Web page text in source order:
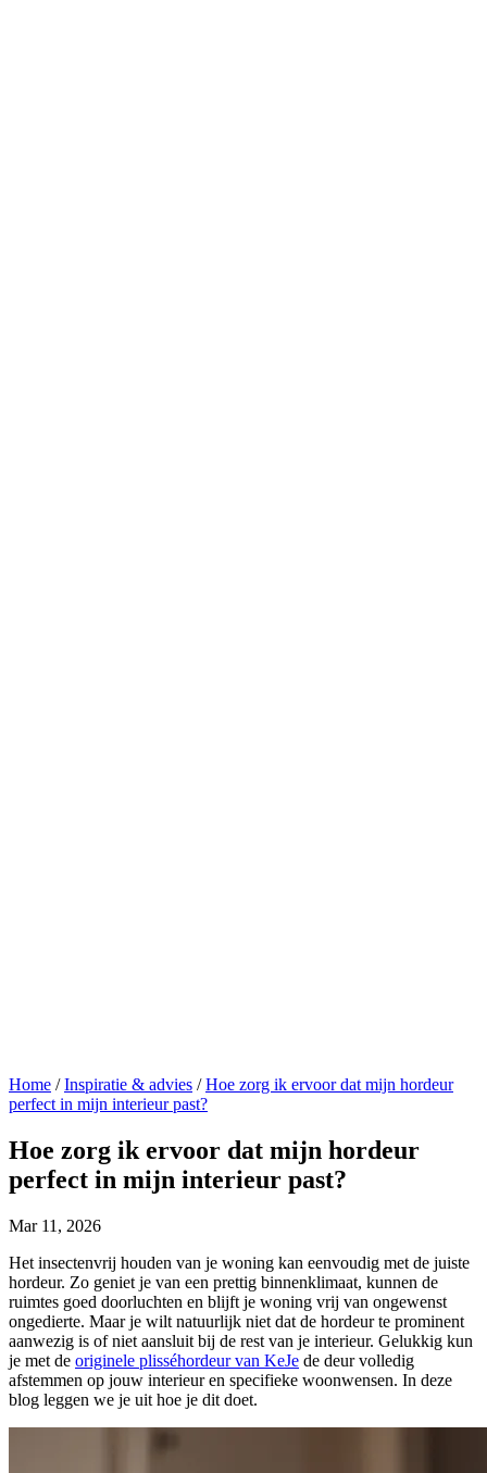
Home / Inspiratie & advies / Hoe zorg ik ervoor dat mijn hordeur
perfect in mijn interieur past?
Hoe zorg ik ervoor dat mijn hordeur
perfect in mijn interieur past?
Mar 11, 2026
Het insectenvrij houden van je woning kan eenvoudig met de juiste
hordeur. Zo geniet je van een prettig binnenklimaat, kunnen de
ruimtes goed doorluchten en blijft je woning vrij van ongewenst
ongedierte. Maar je wilt natuurlijk niet dat de hordeur te prominent
aanwezig is of niet aansluit bij de rest van je interieur. Gelukkig kun
je met de originele plisséhordeur van KeJe de deur volledig
afstemmen op jouw interieur en specifieke woonwensen. In deze
blog leggen we je uit hoe je dit doet.